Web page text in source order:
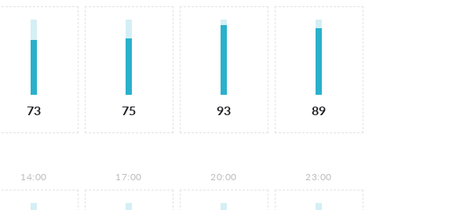
73 75 93 89
14:00 17:00 20:00 23:00